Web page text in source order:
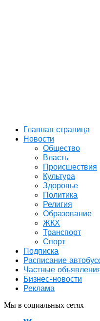
Главная страница
Новости
Общество
Власть
Происшествия
Культура
Здоровье
Политика
Религия
Образование
ЖКХ
Транспорт
Спорт
Подписка
Расписание
Частные
Бизнес-новости
Реклама
Мы в социальных сетях